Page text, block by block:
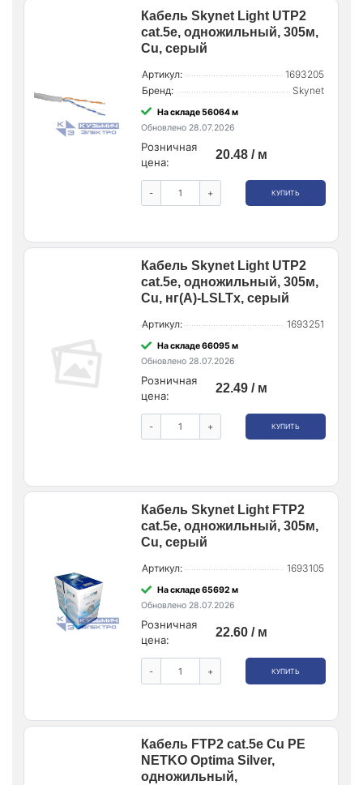
Кабель Skynet Light UTP2
cat.5е, одножильный, 305м,
Cu, серый
Артикул:
1693205
Бренд:
Skynet
На складе 56064 м
Обновлено 28.07.2026
Розничная
цена:
20.48 / м
- + КУПИТЬ
Кабель Skynet Light UTP2
cat.5е, одножильный, 305м,
Cu, нг(А)-LSLTx, серый
Артикул: 1693251
На складе 66095 м
Обновлено 28.07.2026
Розничная
цена:
22.49 / м
- + КУПИТЬ
Кабель Skynet Light FTP2
cat.5е, одножильный, 305м,
Cu, серый
Артикул: 1693105
На складе 65692 м
Обновлено 28.07.2026
Розничная
цена:
22.60 / м
- + КУПИТЬ
Кабель FTP2 cat.5е Cu PE
NETKO Optima Silver,
одножильный,